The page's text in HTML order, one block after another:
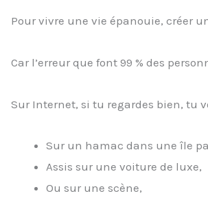
Pour vivre une vie épanouie, créer
Car l’erreur que font 99 % des
Sur Internet, si tu regardes bien, tu
Sur un hamac dans une île
Assis sur une voiture de luxe,
Ou sur une scène,